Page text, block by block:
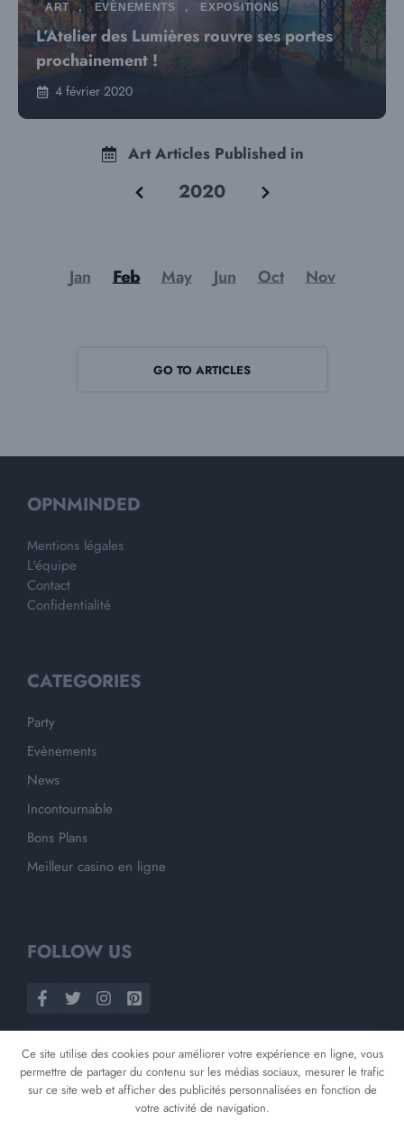
ART , EVÈNEMENTS , EXPOSITIONS
L’Atelier des Lumières rouvre ses portes
prochainement !
4 février 2020
Art Articles Published in
2020
Jan Feb May Jun Oct Nov
GO TO ARTICLES
OPNMINDED
Mentions légales
L'équipe
Contact
Confidentialité
CATEGORIES
Party
Evènements
News
Incontournable
Bons Plans
Meilleur casino en ligne
FOLLOW US
Ce site utilise des cookies pour améliorer votre expérience en ligne, vous
permettre de partager du contenu sur les médias sociaux, mesurer le trafic
sur ce site web et afficher des publicités personnalisées en fonction de
votre activité de navigation.